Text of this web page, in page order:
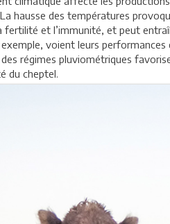
hausse des températures
fertilité et l’immunité, et peut
voient leurs performances
régimes pluviométriques
du cheptel.